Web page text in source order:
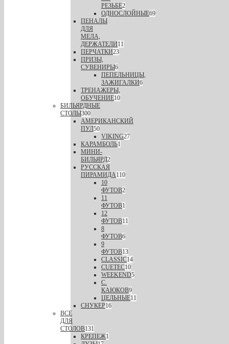
РЕЗЬБЕ2
ОДНОСЛОЙНЫЕ69
ПЕНАЛЫ
ДЛЯ
МЕЛА,
ДЕРЖАТЕЛИ11
ПЕРЧАТКИ23
ПРИЗЫ,
СУВЕНИРЫ6
ПЕПЕЛЬНИЦЫ,
ЗАЖИГАЛКИ6
ТРЕНАЖЕРЫ,
ОБУЧЕНИЕ10
БИЛЬЯРДНЫЕ
СТОЛЫ300
АМЕРИКАНСКИЙ
ПУЛ50
VIKING27
КАРАМБОЛЬ1
МИНИ-
БИЛЬЯРД2
РУССКАЯ
ПИРАМИДА110
10
ФУТОВ2
11
ФУТОВ1
12
ФУТОВ11
8
ФУТОВ6
9
ФУТОВ13
CLASSIC14
CUETEC10
WEEKEND5
С.
КАЮКОВ9
ЦЕЛЬНЫЕ11
СНУКЕР16
ВСЕ
ДЛЯ
СТОЛОВ131
КРЕПЕЖ1